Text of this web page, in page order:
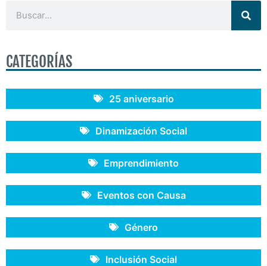
CATEGORÍAS
25 aniversario
Dinamización Social
Emprendimiento
Eventos con Causa
Género
Inclusión Social